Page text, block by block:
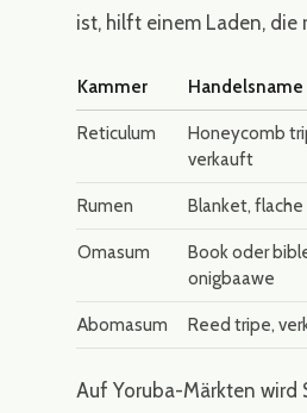
ist, hilft einem Laden, die
Kammer Handelsname
Reticulum
Honeycomb
verkauft
Rumen Blanket,
Omasum
Book oder
onigbaawe
Abomasum Reed tripe,
Auf Yoruba-Märkten wird